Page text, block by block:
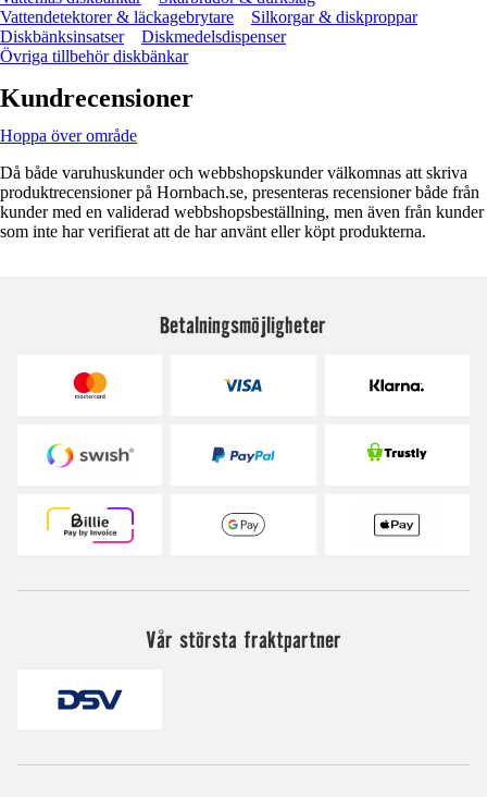
Vattendetektorer & läckagebrytare
Silkorgar & diskproppar
Diskbänksinsatser
Diskmedelsdispenser
Övriga tillbehör diskbänkar
Kundrecensioner
Hoppa över område
Då både varuhuskunder och webbshopskunder välkomnas att skriva
produktrecensioner på Hornbach.se, presenteras recensioner både från
kunder med en validerad webbshopsbeställning, men även från kunder
som inte har verifierat att de har använt eller köpt produkterna.
Betalningsmöjligheter
Vår största fraktpartner